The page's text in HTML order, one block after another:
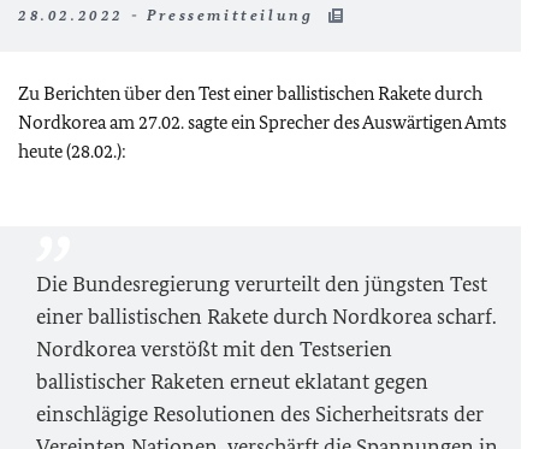
28.02.2022 - Pressemitteilung
Zu Berichten über den Test einer ballistischen Rakete durch
Nordkorea am 27.02. sagte ein Sprecher des Auswärtigen Amts
heute (28.02.):
Die Bundesregierung verurteilt den jüngsten Test
einer ballistischen Rakete durch Nordkorea scharf.
Nordkorea verstößt mit den Testserien
ballistischer Raketen erneut eklatant gegen
einschlägige Resolutionen des Sicherheitsrats der